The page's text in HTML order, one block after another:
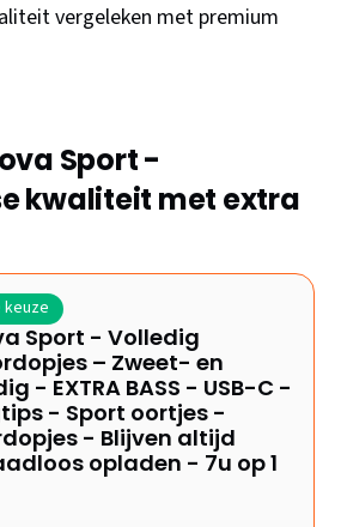
vergeleken met premium
Sport -
kwaliteit met extra
keuze
Sport - Volledig
– Zweet- en
- EXTRA BASS - USB-C -
- Sport oortjes -
- Blijven altijd
opladen - 7u op 1